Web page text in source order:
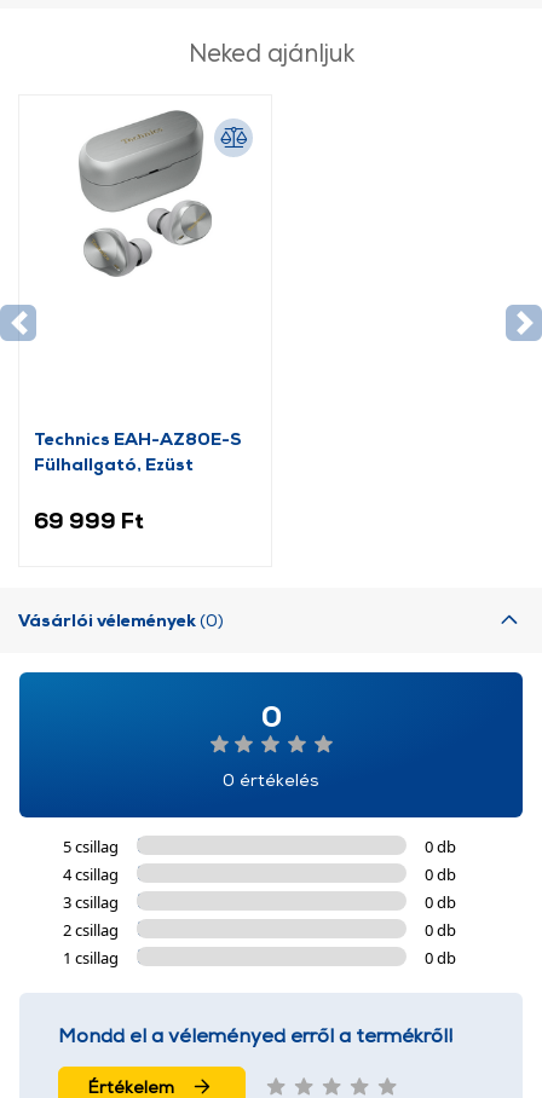
Neked ajánljuk
Technics EAH-AZ80E-S
Fülhallgató, Ezüst
69 999 Ft
Vásárlói vélemények(0)
0
0 értékelés
5 csillag
0 db
4 csillag
0 db
3 csillag
0 db
2 csillag
0 db
1 csillag
0 db
Mondd el a véleményed erről a termékről!
Értékelem